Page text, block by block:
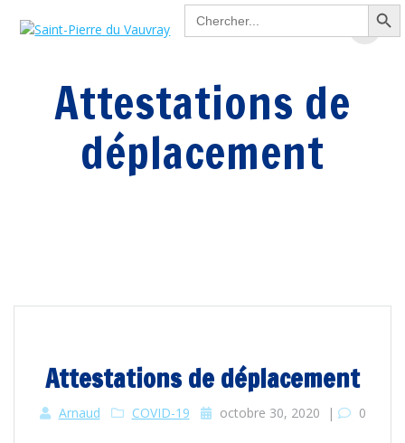
Search Search Button
Passer
au
Attestations de
déplacement
Attestations de déplacement
Arnaud COVID-19 octobre 30, 2020 | 0